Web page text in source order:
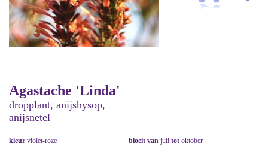
Agastache 'Linda'
dropplant, anijshysop,
anijsnetel
kleur violet-roze bloeit van juli tot oktober